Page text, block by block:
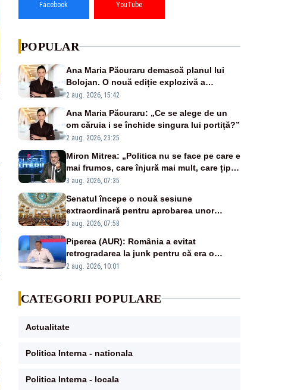
Facebook YouTube
POPULAR
Ana Maria Păcuraru demască planul lui
Bolojan. O nouă ediție explozivă a
emisiunii „Miza Zilei” la Realitatea PLUS
2 aug. 2026, 15:42
Ana Maria Păcuraru: „Ce se alege de un
om căruia i se închide singura lui portiță?”
2 aug. 2026, 23:25
Miron Mitrea: „Politica nu se face pe care e
mai frumos, care înjură mai mult, care țipă
mai tare, ci pe proiecte”
3 aug. 2026, 07:35
Senatul începe o nouă sesiune
extraordinară pentru aprobarea unor
jaloane din PNRR
3 aug. 2026, 07:58
Piperea (AUR): România a evitat
retrogradarea la junk pentru că era o
catastrofă pentru bănci și fondurile de
2 aug. 2026, 10:01
CATEGORII POPULARE
Actualitate
Politica Interna - nationala
Politica Interna - locala